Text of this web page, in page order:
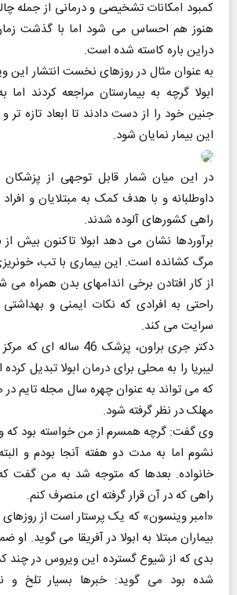
کمبود امکانات تشخیصی و درمانی از جمله
هنوز هم احساس می شود اما با گذشت
دراین باره کاسته شده است.
ابولا گرچه به بیمارستان مراجعه کردند اما
جنین خود را از دست دادند تا ابعاد تازه تر
این بیمار نمایان شود.
در این میان شمار قابل توجهی از پزشکان
داوطلبانه و با هدف کمک به مبتلایان و
راهی کشورهای آلوده شدند.
مرگ کشانده است. این بیماری با تب،
از کار افتادن برخی اندامهای بدن همراه
راحتی به افرادی که نکات ایمنی و
سرایت می کند.
دکتر جری براون، پزشک 46
لیبریا را به محلی برای درمان ابولا تبدیل
که می تواند به عنوان چهره سال مجله تایم در
مهلک در نظر گرفته شود.
وی گفت: گرچه همسرم از من خواسته بود که
نشوم اما به مدت دو هفته آنجا بودم و
خانواده. بعدها که متوجه شد به من گفت که
راهی که در آن قرار گرفته ای منصرف کنم.
«امبر وینسون» که یک پرستار است از
بیماران مبتلا به ابولا در آفریقا می گوید.
بدی که از شیوع گسترده این ویروس در چند
شده بود می گوید: خبرها بسیار تلخ و